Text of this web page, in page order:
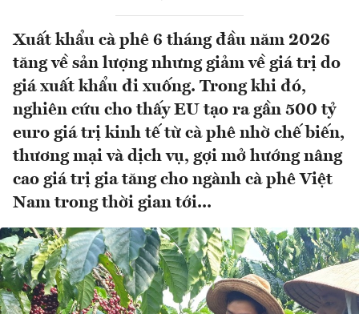
Xuất khẩu cà phê 6 tháng đầu năm 2026
tăng về sản lượng nhưng giảm về giá trị do
giá xuất khẩu đi xuống. Trong khi đó,
nghiên cứu cho thấy EU tạo ra gần 500 tỷ
euro giá trị kinh tế từ cà phê nhờ chế biến,
thương mại và dịch vụ, gợi mở hướng nâng
cao giá trị gia tăng cho ngành cà phê Việt
Nam trong thời gian tới...